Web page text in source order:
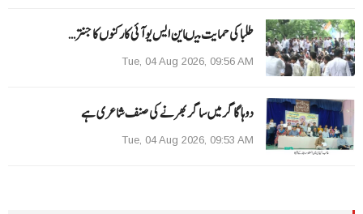
طلبا کی حمایت میںاین ایس یو آئی کارکنوں کا جنتر…
Tue, 04 Aug 2026, 09:56 AM
دوہا گاگر میں ساگر بھرنے کی صنف شاعری ہے
Tue, 04 Aug 2026, 09:53 AM